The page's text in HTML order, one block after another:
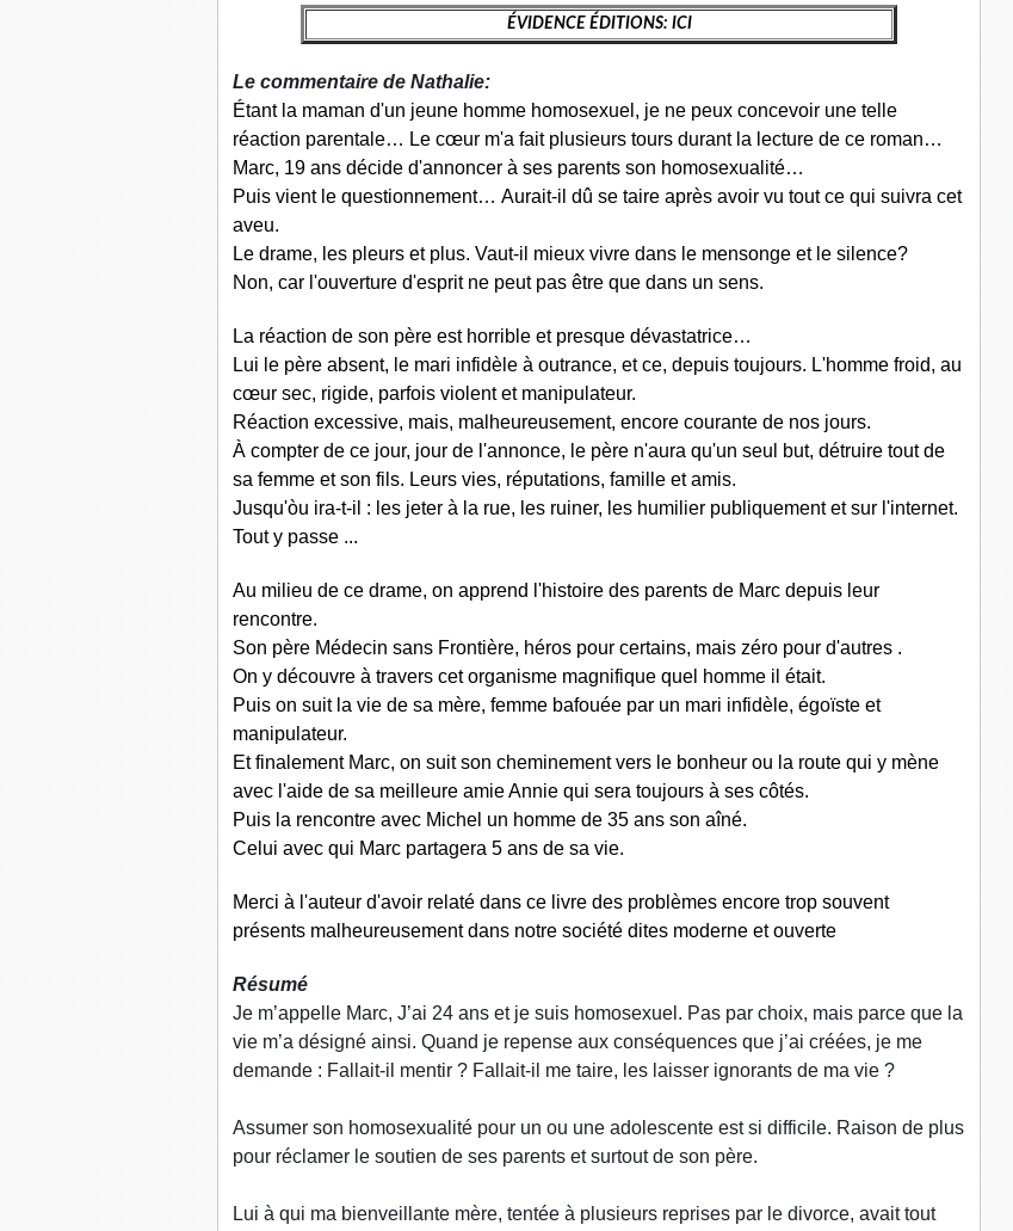
ÉVIDENCE ÉDITIONS: ICI
Le commentaire de Nathalie:
Étant la maman d'un jeune homme homosexuel, je ne peux concevoir une telle
réaction parentale… Le cœur m'a fait plusieurs tours durant la lecture de ce roman…
Marc, 19 ans décide d'annoncer à ses parents son homosexualité…
Puis vient le questionnement… Aurait-il dû se taire après avoir vu tout ce qui suivra cet
aveu.
Le drame, les pleurs et plus. Vaut-il mieux vivre dans le mensonge et le silence?
Non, car l'ouverture d'esprit ne peut pas être que dans un sens.
La réaction de son père est horrible et presque dévastatrice…
Lui le père absent, le mari infidèle à outrance, et ce, depuis toujours. L'homme froid, au
cœur sec, rigide, parfois violent et manipulateur.
Réaction excessive, mais, malheureusement, encore courante de nos jours.
À compter de ce jour, jour de l'annonce, le père n'aura qu'un seul but, détruire tout de
sa femme et son fils. Leurs vies, réputations, famille et amis.
Jusqu'òu ira-t-il : les jeter à la rue, les ruiner, les humilier publiquement et sur l'internet.
Tout y passe ...
Au milieu de ce drame, on apprend l'histoire des parents de Marc depuis leur
rencontre.
Son père Médecin sans Frontière, héros pour certains, mais zéro pour d'autres .
On y découvre à travers cet organisme magnifique quel homme il était.
Puis on suit la vie de sa mère, femme bafouée par un mari infidèle, égoïste et
manipulateur.
Et finalement Marc, on suit son cheminement vers le bonheur ou la route qui y mène
avec l'aide de sa meilleure amie Annie qui sera toujours à ses côtés.
Puis la rencontre avec Michel un homme de 35 ans son aîné.
Celui avec qui Marc partagera 5 ans de sa vie.
Merci à l'auteur d'avoir relaté dans ce livre des problèmes encore trop souvent
présents malheureusement dans notre société dites moderne et ouverte
Résumé
Je m’appelle Marc, J’ai 24 ans et je suis homosexuel. Pas par choix, mais parce que la
vie m’a désigné ainsi. Quand je repense aux conséquences que j’ai créées, je me
demande : Fallait-il mentir ? Fallait-il me taire, les laisser ignorants de ma vie ?
Assumer son homosexualité pour un ou une adolescente est si difficile. Raison de plus
pour réclamer le soutien de ses parents et surtout de son père.
Lui à qui ma bienveillante mère, tentée à plusieurs reprises par le divorce, avait tout